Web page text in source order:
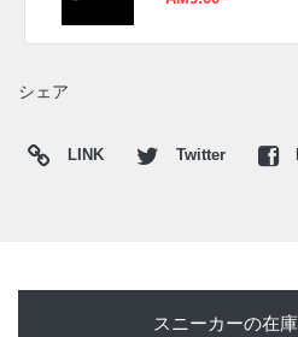
シェア
LINK Twitter
スニーカーの在